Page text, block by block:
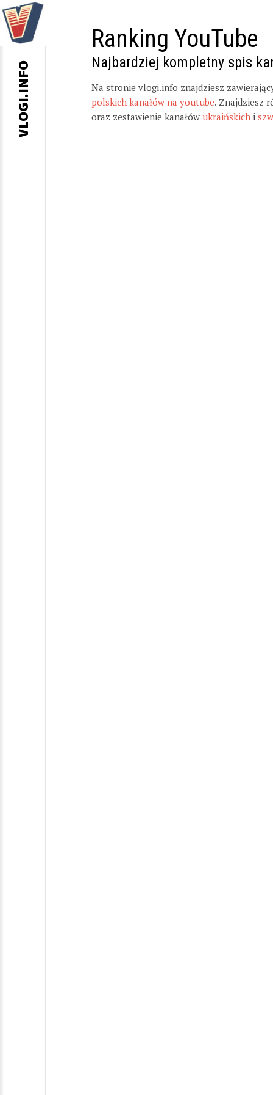
Ranking YouTube
Najbardziej kompletny spis
Na stronie vlogi.info znajdziesz
polskich kanałów na youtube. Znajdziesz
oraz zestawienie kanałów ukraińskich i
VLOGI.INFO